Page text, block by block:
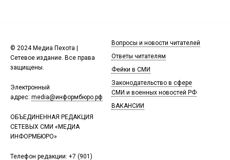
© 2024 Медиа Пехота |
Сетевое издание. Все права
защищены.
Электронный
адрес: media@информбюро.рф
ОБЪЕДИНЕННАЯ РЕДАКЦИЯ
СЕТЕВЫХ СМИ «МЕДИА
ИНФОРМБЮРО»
Телефон редакции: +7 (901)
Вопросы и новости читателей
Ответы читателям
Фейки в СМИ
Законодательство в сфере
СМИ и военных новостей РФ
ВАКАНСИИ